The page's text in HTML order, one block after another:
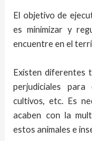
El objetivo de
es minimizar y
encuentre en el
Existen diferentes
perjudiciales
cultivos, etc. Es
acaben con la
estos animales e